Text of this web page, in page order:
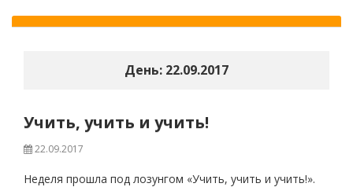
День: 22.09.2017
Учить, учить и учить!
22.09.2017
Неделя прошла под лозунгом «Учить, учить и учить!».